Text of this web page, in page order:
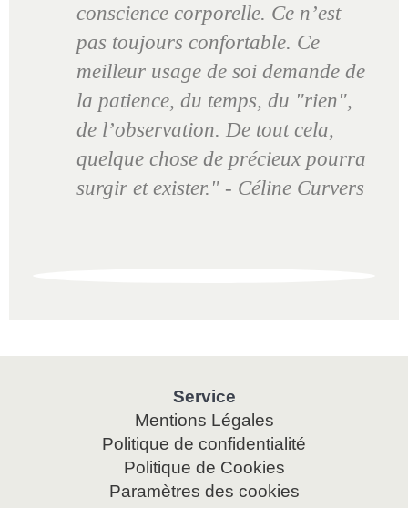
conscience corporelle. Ce n’est
pas toujours confortable. Ce
meilleur usage de soi demande de
la patience, du temps, du "rien",
de l’observation. De tout cela,
quelque chose de précieux pourra
surgir et exister." - Céline Curvers
Service
Aller
au
contenu
Mentions Légales
Politique de confidentialité
Politique de Cookies
Paramètres des cookies